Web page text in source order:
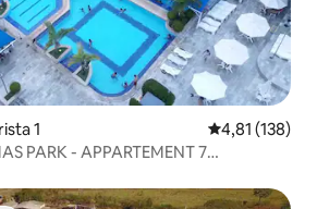
1 Gemiddelde
4,81 (138)
PARK - APPARTEMENT 7